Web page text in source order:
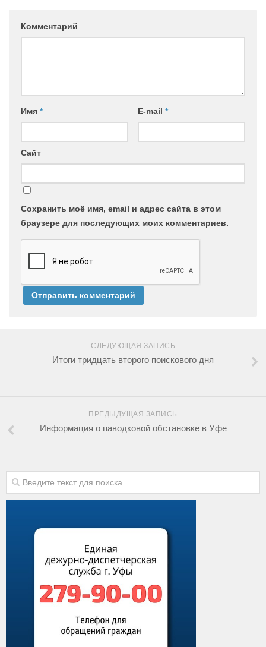
Комментарий
Имя * E-mail *
Сайт
Сохранить моё имя, email и адрес сайта в этом
браузере для последующих моих комментариев.
СЛЕДУЮЩАЯ ЗАПИСЬ
Итоги тридцать второго поискового дня
ПРЕДЫДУЩАЯ ЗАПИСЬ
Информация о паводковой обстановке в Уфе